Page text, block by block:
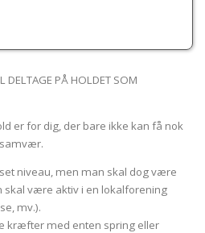
DELTAGE PÅ HOLDET SOM
er for dig, der bare ikke kan få nok
niveau, men man skal dog være
skal være aktiv i en lokalforening
mv.).
kræfter med enten spring eller